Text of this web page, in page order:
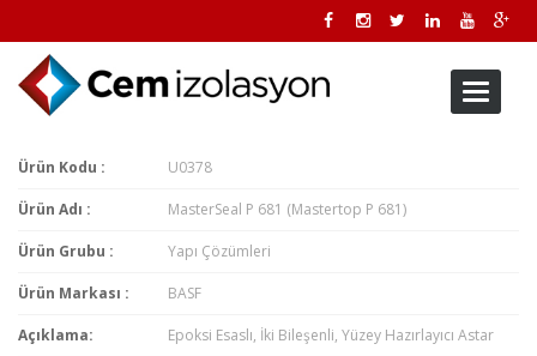
Toggle
Ürün Kodu : U0378
Ürün Adı : MasterSeal P 681 (Mastertop P 681)
Ürün Grubu : Yapı Çözümleri
Ürün Markası : BASF
Açıklama: Epoksi Esaslı, İki Bileşenli, Yüzey Hazırlayıcı Astar